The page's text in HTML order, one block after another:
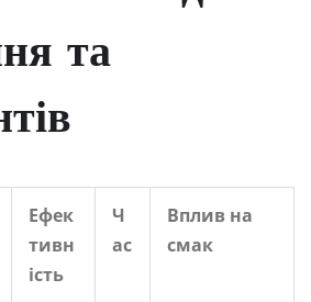
та
Ефек
тивн
ість
Ч
ас
Вплив на
смак